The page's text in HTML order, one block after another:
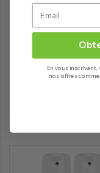
En vous
nos offres